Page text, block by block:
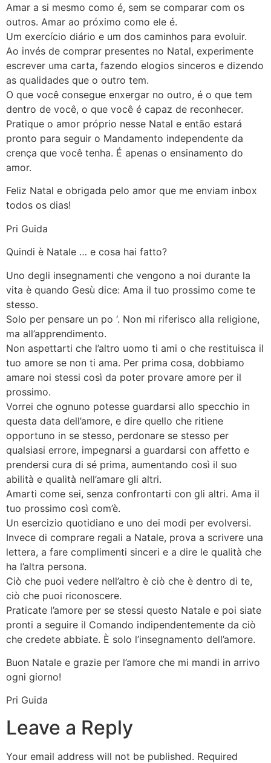
Amar a si mesmo como é, sem se comparar com os
outros. Amar ao próximo como ele é.
Um exercício diário e um dos caminhos para evoluir.
Ao invés de comprar presentes no Natal, experimente
escrever uma carta, fazendo elogios sinceros e dizendo
as qualidades que o outro tem.
O que você consegue enxergar no outro, é o que tem
dentro de você, o que você é capaz de reconhecer.
Pratique o amor próprio nesse Natal e então estará
pronto para seguir o Mandamento independente da
crença que você tenha. É apenas o ensinamento do
amor.
Feliz Natal e obrigada pelo amor que me enviam inbox
todos os dias!
Pri Guida
Quindi è Natale … e cosa hai fatto?
Uno degli insegnamenti che vengono a noi durante la
vita è quando Gesù dice: Ama il tuo prossimo come te
stesso.
Solo per pensare un po ‘. Non mi riferisco alla religione,
ma all’apprendimento.
Non aspettarti che l’altro uomo ti ami o che restituisca il
tuo amore se non ti ama. Per prima cosa, dobbiamo
amare noi stessi così da poter provare amore per il
prossimo.
Vorrei che ognuno potesse guardarsi allo specchio in
questa data dell’amore, e dire quello che ritiene
opportuno in se stesso, perdonare se stesso per
qualsiasi errore, impegnarsi a guardarsi con affetto e
prendersi cura di sé prima, aumentando così il suo
abilità e qualità nell’amare gli altri.
Amarti come sei, senza confrontarti con gli altri. Ama il
tuo prossimo così com’è.
Un esercizio quotidiano e uno dei modi per evolversi.
Invece di comprare regali a Natale, prova a scrivere una
lettera, a fare complimenti sinceri e a dire le qualità che
ha l’altra persona.
Ciò che puoi vedere nell’altro è ciò che è dentro di te,
ciò che puoi riconoscere.
Praticate l’amore per se stessi questo Natale e poi siate
pronti a seguire il Comando indipendentemente da ciò
che credete abbiate. È solo l’insegnamento dell’amore.
Buon Natale e grazie per l’amore che mi mandi in arrivo
ogni giorno!
Pri Guida
Leave a Reply
Your email address will not be published. Required